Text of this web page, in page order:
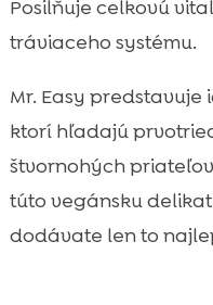
Posilňuje celkovú
tráviaceho systému.
Mr. Easy
ktorí hľadajú
štvornohých
túto vegánsku
dodávate len to